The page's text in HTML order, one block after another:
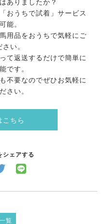
ありましたか？
おうちで試着」サービス
能。
用品をおうちで気軽にご
い。
て返送するだけで簡単に
です。
不要なのでぜひお気軽に
さい。
こちら
シェアする
覧